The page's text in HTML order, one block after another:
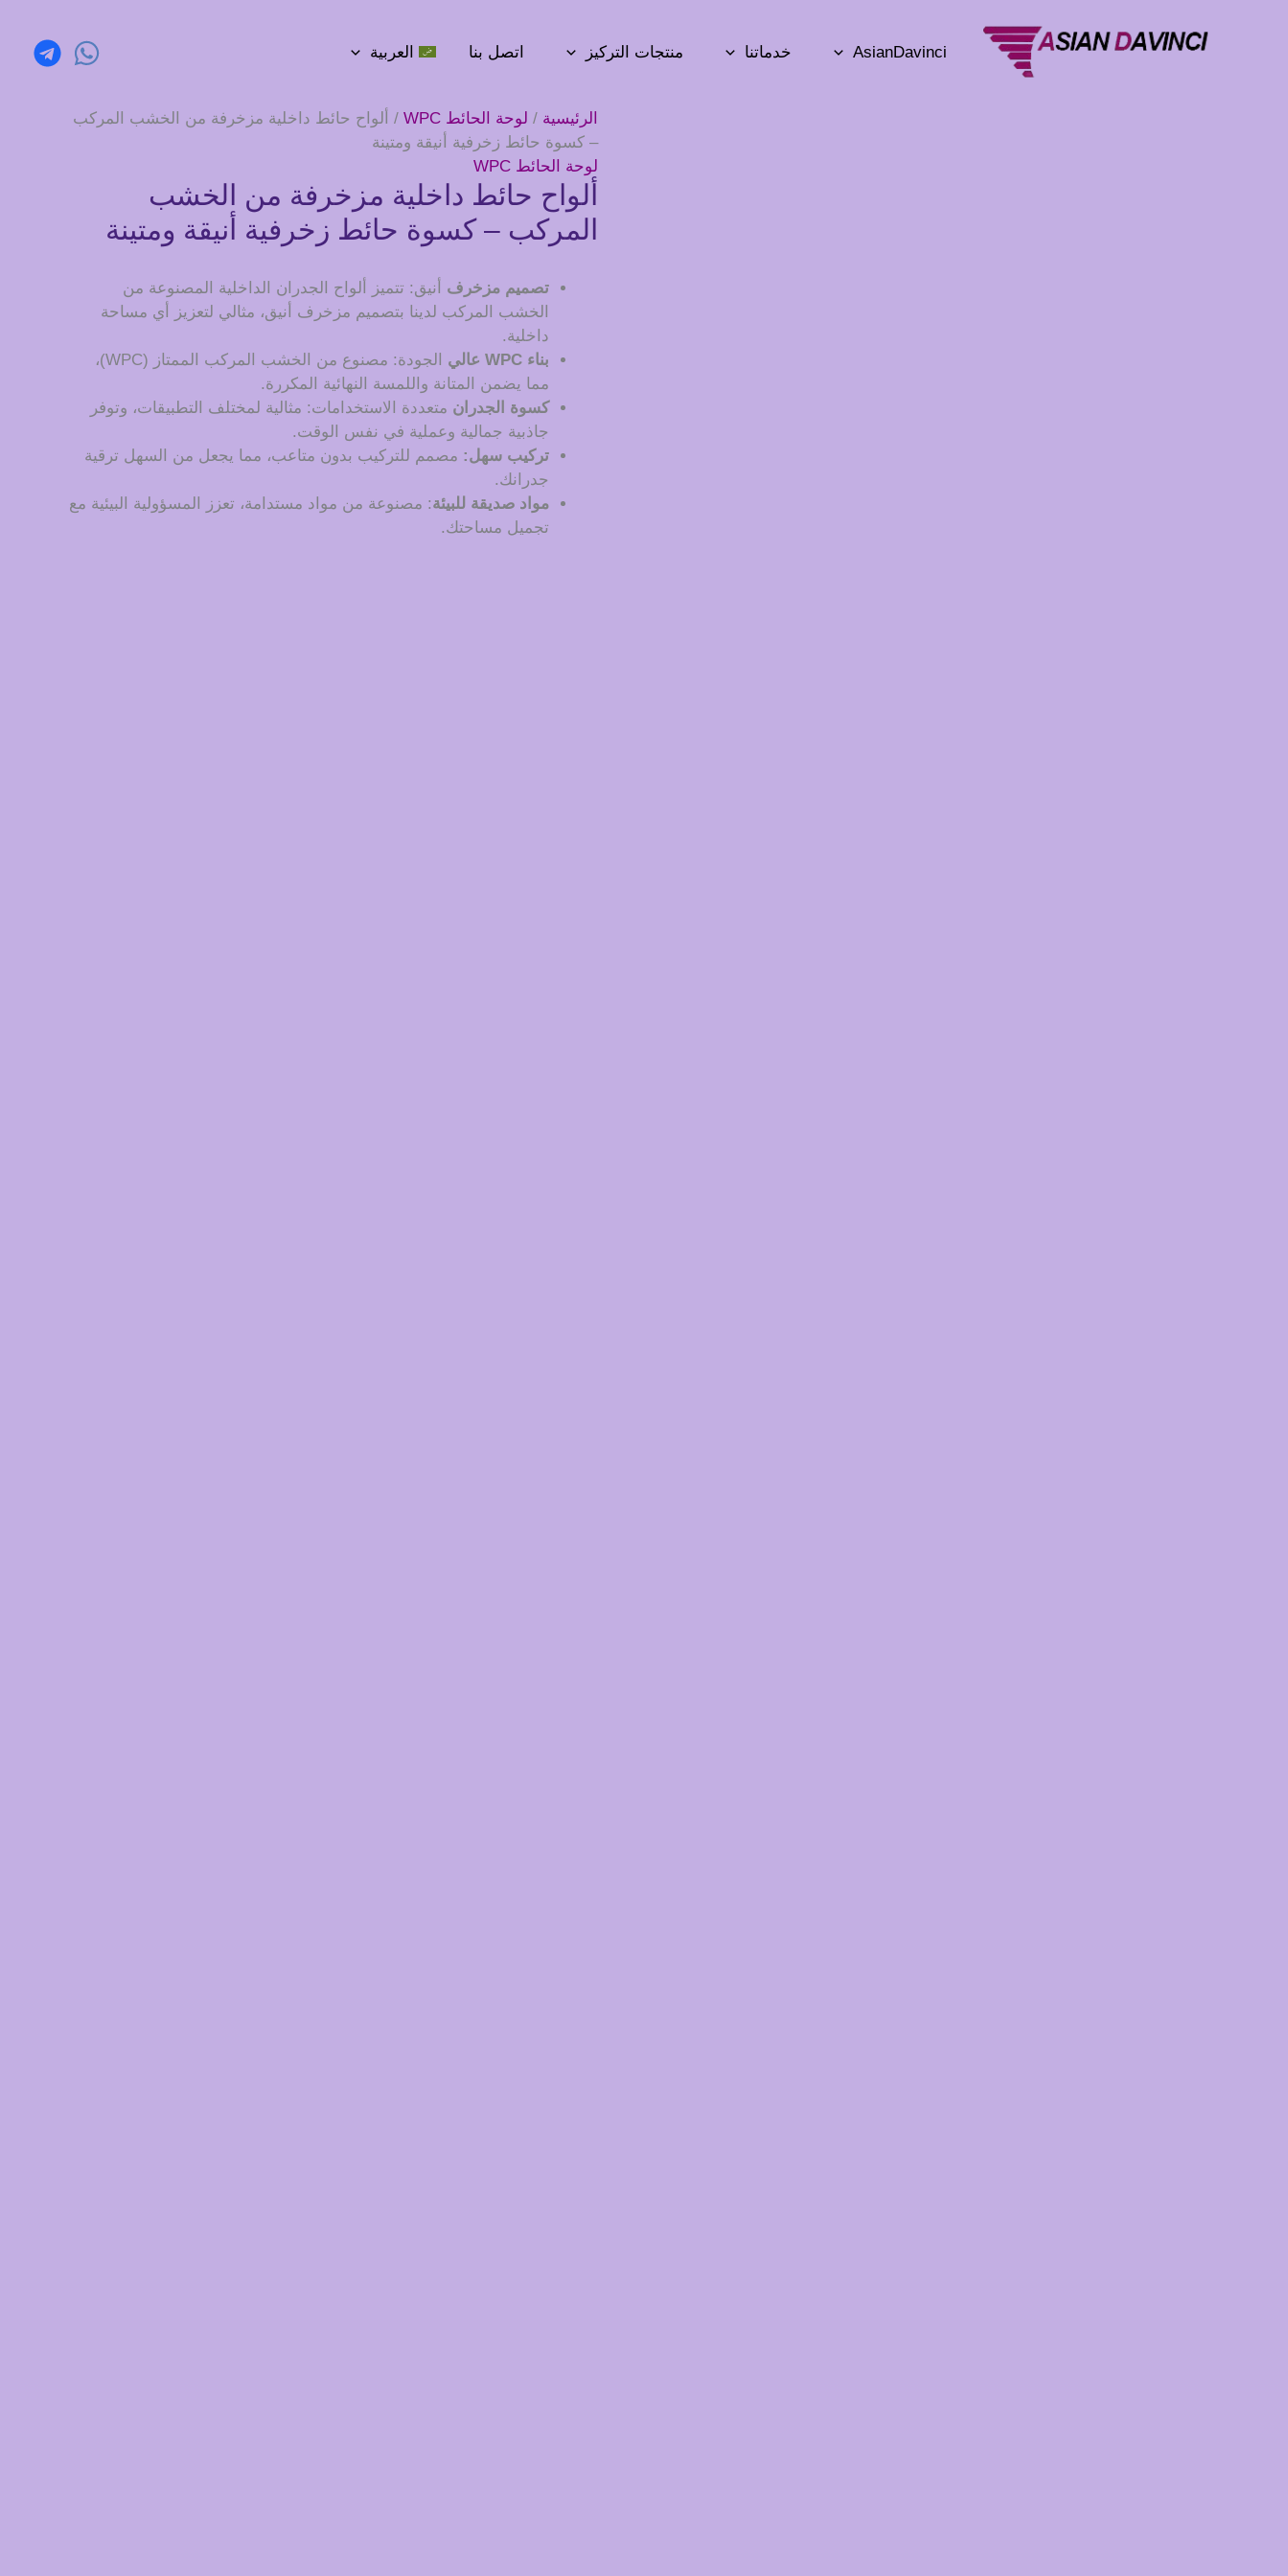
AsianDavinci خدماتنا منتجات التركيز اتصل بنا العربية
الرئيسية / لوحة الحائط WPC
/ ألواح حائط داخلية مزخرفة من الخشب المركب
– كسوة حائط زخرفية أنيقة ومتينة
لوحة الحائط WPC
ألواح حائط داخلية مزخرفة من الخشب
المركب – كسوة حائط زخرفية أنيقة ومتينة
تصميم مزخرف
أنيق: تتميز ألواح الجدران الداخلية المصنوعة من
الخشب المركب لدينا بتصميم مزخرف أنيق، مثالي لتعزيز أي مساحة
داخلية.
بناء WPC عالي
الجودة: مصنوع من الخشب المركب الممتاز (WPC)،
مما يضمن المتانة واللمسة النهائية المكررة.
كسوة الجدران متعددة الاستخدامات: مثالية لمختلف التطبيقات، وتوفر
جاذبية جمالية وعملية في نفس الوقت.
تركيب سهل: مصمم للتركيب بدون متاعب، مما يجعل من السهل ترقية
جدرانك.
مواد صديقة للبيئة: مصنوعة من مواد مستدامة، تعزز المسؤولية البيئية مع
تجميل مساحتك.